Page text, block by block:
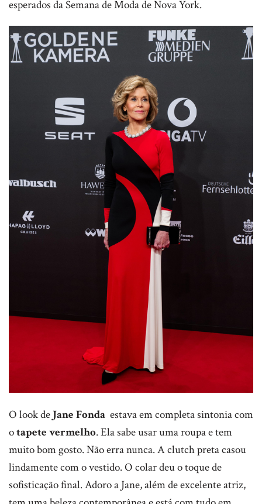
esperados da Semana de Moda de Nova York.
O look de Jane Fonda estava em completa sintonia com
otapete vermelho. Ela sabe usar uma roupa e tem
muito bom gosto. Não erra nunca. A clutch preta casou
lindamente com o vestido. O colar deu o toque de
sofisticação final. Adoro a Jane, além de excelente atriz,